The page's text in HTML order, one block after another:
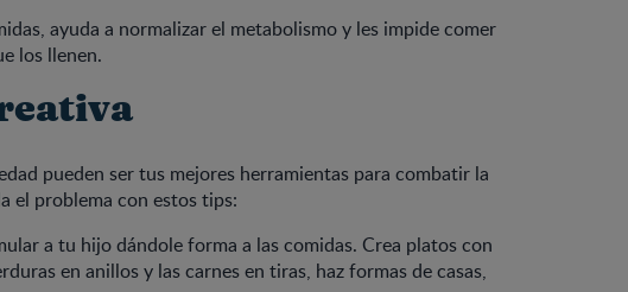
ayuda a normalizar el metabolismo y les impide comer
los llenen.
pueden ser tus mejores herramientas para combatir la
el problema con estos tips:
a tu hijo dándole forma a las comidas. Crea platos con
en anillos y las carnes en tiras, haz formas de casas,